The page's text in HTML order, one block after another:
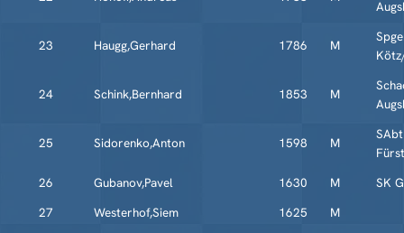
23 Haugg,Gerhard 1786 M
24 Schink,Bernhard 1853 M
25 Sidorenko,Anton 1598 M
26
Gubanov,Pavel 1630 M
SK
27
Westerhof,Siem 1625 M